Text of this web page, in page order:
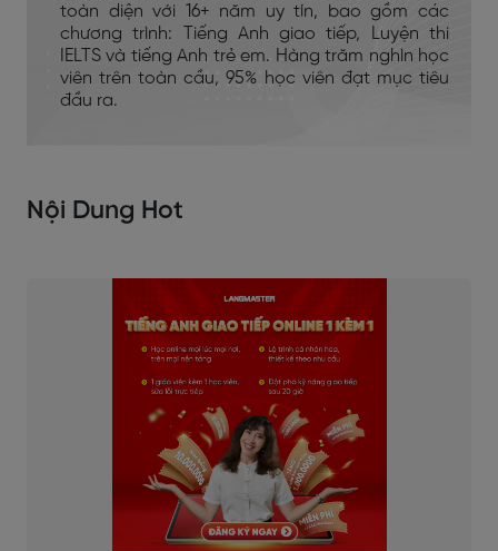
toàn diện với 16+ năm uy tín, bao gồm các
chương trình: Tiếng Anh giao tiếp, Luyện thi
IELTS và tiếng Anh trẻ em. Hàng trăm nghìn học
viên trên toàn cầu, 95% học viên đạt mục tiêu
đầu ra.
Nội Dung Hot